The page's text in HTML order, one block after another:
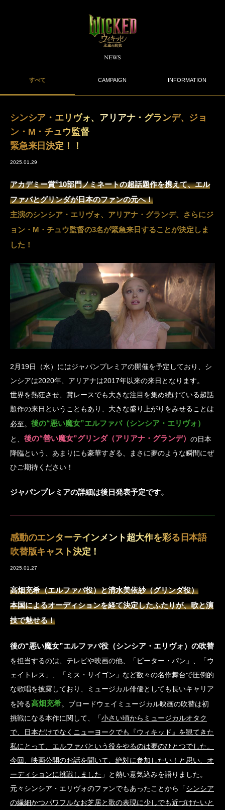
すべて CAMPAIGN INFORMATION
シンシア・エリヴォ、アリアナ・グランデ、ジョ
ン・M・チュウ監督
緊急来日決定！！
2025.01.29
アカデミー賞®10部門ノミネートの超話題作を携えて、エル
ファバとグリンダが日本のファンの元へ！
主演のシンシア・エリヴォ、アリアナ・グランデ、さらにジ
ョン・M・チュウ監督の3名が緊急来日することが決定しま
した！
2月19日（水）にはジャパンプレミアの開催を予定しており、シ
ンシアは2020年、アリアナは2017年以来の来日となります。
世界を熱狂させ、賞レースでも大きな注目を集め続けている超話
題作の来日ということもあり、大きな盛り上がりをみせることは
必至。 後の“悪い魔女”エルファバ（シンシア・エリヴォ）
と、 後の“善い魔女”グリンダ（アリアナ・グランデ） の日本
降臨という、あまりにも豪華すぎる、まさに夢のような瞬間にぜ
ひご期待ください！
ジャパンプレミアの詳細は後日発表予定です。
感動のエンターテインメント超大作を彩る日本語
吹替版キャスト決定！
2025.01.27
高畑充希（エルファバ役）と清水美依紗（グリンダ役）
本国によるオーディションを経て決定したふたりが、歌と演
技で魅せる！
後の“悪い魔女”エルファバ役（シンシア・エリヴォ）の吹替
を担当するのは、テレビや映画の他、「ピーター・パン」、「ウ
ェイトレス」、「ミス・サイゴン」など数々の名作舞台で圧倒的
な歌唱を披露しており、ミュージカル俳優としても長いキャリア
を誇る高畑充希。ブロードウェイミュージカル映画の吹替は初
挑戦になる本作に関して、「小さい頃からミュージカルオタク
で、日本だけでなくニューヨークでも『ウィキッド』を観てきた
私にとって、エルファバという役をやるのは夢のひとつでした。
今回、映画公開のお話を聞いて、絶対に参加したい！と思い、オ
ーディションに挑戦しました 」と熱い意気込みを語りました。
元々シンシア・エリヴォのファンでもあったことから「シンシア
の繊細かつパワフルなお芝居と歌の表現に少しでも近づけたいと